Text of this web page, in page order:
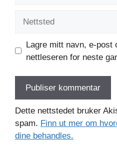
Lagre mitt navn, e-post
nettleseren for neste
Dette nettstedet bruker
spam. Finn ut mer om
dine behandles.